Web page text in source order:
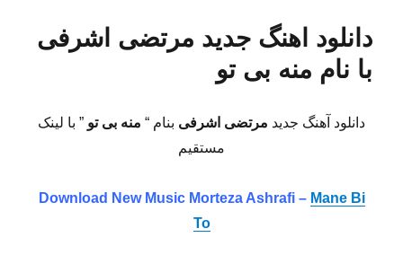
دانلود اهنگ جدید مرتضی اشرفی
با نام منه بی تو
دانلود آهنگ جدید مرتضی اشرفی بنام “ منه بی تو ” با لینک
مستقیم
Download New Music Morteza Ashrafi – Mane Bi
To